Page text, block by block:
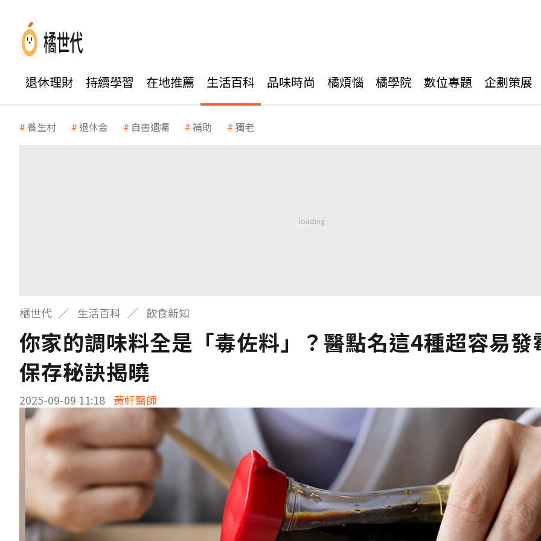
退休理財 持續學習 在地推薦 生活百科 品味時尚 橘煩惱 橘學院 數位專題 企劃策展
養生村 退休金 自書遺囑 補助 獨老
橘世代 生活百科 飲食新知
你家的調味料全是「毒佐料」？醫點名這4種超容易發
保存秘訣揭曉
2025-09-09 11:18 黃軒醫師